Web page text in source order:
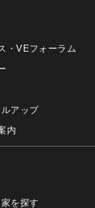
・VEフォーラム
アップ
内
を探す